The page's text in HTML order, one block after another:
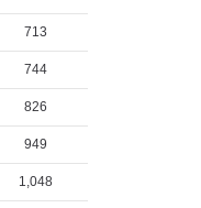
713
744
826
949
1,048